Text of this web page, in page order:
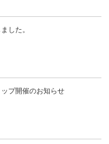
した。
プ開催のお知らせ